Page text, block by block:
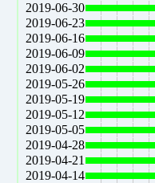
2019-06-30
2019-06-23
2019-06-16
2019-06-09
2019-06-02
2019-05-26
2019-05-19
2019-05-12
2019-05-05
2019-04-28
2019-04-21
2019-04-14